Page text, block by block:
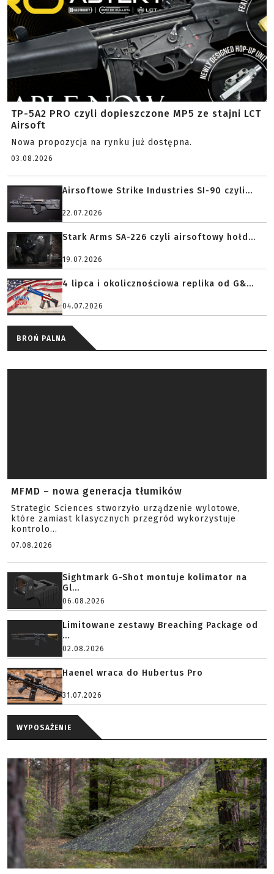
TP-5A2 PRO czyli dopieszczone MP5 ze stajni LCT
Airsoft
Nowa propozycja na rynku już dostępna.
03.08.2026
Airsoftowe Strike Industries SI-90 czyli...
22.07.2026
Stark Arms SA-226 czyli airsoftowy hołd...
19.07.2026
4 lipca i okolicznościowa replika od G&...
04.07.2026
BROŃ PALNA
MFMD – nowa generacja tłumików
Strategic Sciences stworzyło urządzenie wylotowe,
które zamiast klasycznych przegród wykorzystuje
kontrolo...
07.08.2026
Sightmark G-Shot montuje kolimator na
Gl...
06.08.2026
Limitowane zestawy Breaching Package od
...
02.08.2026
Haenel wraca do Hubertus Pro
31.07.2026
WYPOSAŻENIE